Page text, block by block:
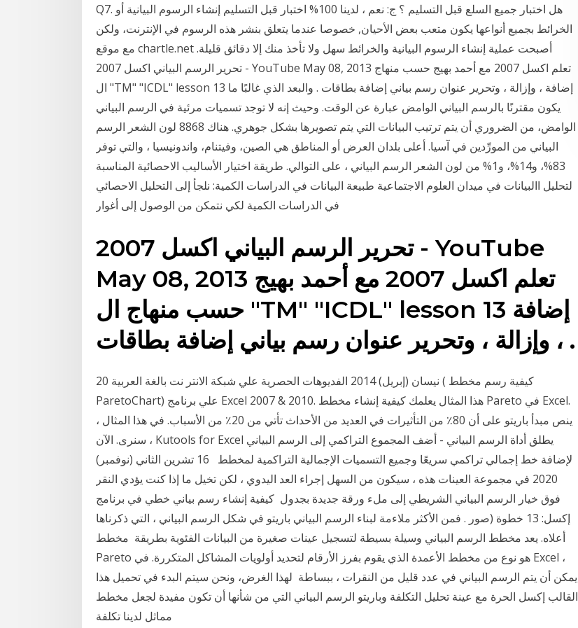
Q7. هل اختبار جميع السلع قبل التسليم ؟ ج: نعم ، لدينا 100% اختبار قبل التسليم إنشاء الرسوم البيانية أو
الخرائط بجميع أنواعها يكون متعب بعض الأحيان, خصوصا عندما يتعلق بنشر هذه الرسوم في الإنترنت، ولكن
مع موقع chartle.net أصبحت عملية إنشاء الرسوم البيانية والخرائط سهل ولا تأخذ منك إلا دقائق قليلة.
‫تحرير الرسم البياني اكسل 2007‬‎ - YouTube May 08, 2013 تعلم اكسل 2007 مع أحمد بهيج حسب منهاج
ال "TM" "ICDL" lesson 13 إضافة ، وإزالة ، وتحرير عنوان رسم بياني إضافة بطاقات . والبعد الذي غالبًا ما
يكون مقترنًا بالرسم البياني الوامض عبارة عن الوقت. وحيث إنه لا توجد تسميات مرئية في الرسم البياني
الوامض، من الضروري أن يتم ترتيب البيانات التي يتم تصويرها بشكل جوهري. هناك 8868 لون الشعر الرسم
البياني من المورِّدين في آسيا. أعلى بلدان العرض أو المناطق هي الصين، وفيتنام، واندونيسيا ، والتي توفر
83%، و14%، و1% من لون الشعر الرسم البياني ، على التوالي. طريقة اختيار الأساليب الاحصائية المناسبة
لتحليل االبيانات في ميدان العلوم الاجتماعية طبيعة البيانات في الدراسات الكمية: نلجأ إلى التحليل الاحصائي
في الدراسات الكمية لكي نتمكن من الوصول إلى أغوار
‫تحرير الرسم البياني اكسل 2007‬‎ - YouTube
May 08, 2013 تعلم اكسل 2007 مع أحمد بهيج
حسب منهاج ال "TM" "ICDL" lesson 13 إضافة
، وإزالة ، وتحرير عنوان رسم بياني إضافة بطاقات .
20 نيسان (إبريل) 2014 الفديوهات الحصرية علي شبكة الانتر نت بالغة العربية ( كيفية رسم مخطط
ParetoChart) علي برنامج Excel 2007 & 2010. هذا المثال يعلمك كيفية إنشاء مخطط Pareto في Excel.
ينص مبدأ باريتو على أن 80٪ من التأثيرات في العديد من الأحداث تأتي من 20٪ من الأسباب. في هذا المثال ،
سنرى. الآن ، Kutools for Excel يطلق أداة الرسم البياني - أضف المجموع التراكمي إلى الرسم البياني
لإضافة خط إجمالي تراكمي سريعًا وجميع التسميات الإجمالية التراكمية لمخطط 16 تشرين الثاني (نوفمبر)
2020 في مجموعة العينات هذه ، سيكون من السهل إجراء العد اليدوي ، لكن تخيل ما إذا كنت يؤدي النقر
فوق خيار الرسم البياني الشريطي إلى ملء ورقة جديدة بجدول كيفية إنشاء رسم بياني خطي في برنامج
إكسل: 13 خطوة (صور . فمن الأكثر ملاءمة لبناء الرسم البياني باريتو في شكل الرسم البياني ، التي ذكرناها
أعلاه. يعد مخطط الرسم البياني وسيلة بسيطة لتسجيل عينات صغيرة من البيانات الفئوية بطريقة مخطط
Pareto هو نوع من مخطط الأعمدة الذي يقوم بفرز الأرقام لتحديد أولويات المشاكل المتكررة. في Excel ،
يمكن أن يتم الرسم البياني في عدد قليل من النقرات ، ببساطة لهذا الغرض، ونحن سيتم البدء في تحميل هذا
القالب إكسل الحرة مع عينة تحليل التكلفة وباريتو الرسم البياني التي من شأنها أن تكون مفيدة لجعل مخطط